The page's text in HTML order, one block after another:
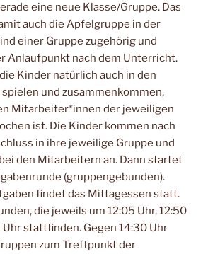
eine neue Klasse/Gruppe. Das
auch die Apfelgruppe in der
einer Gruppe zugehörig und
Anlaufpunkt nach dem Unterricht.
Kinder natürlich auch in den
und zusammenkommen,
Mitarbeiter*innen der jeweiligen
ist. Die Kinder kommen nach
in ihre jeweilige Gruppe und
den Mitarbeitern an. Dann startet
(gruppengebunden).
findet das Mittagessen statt.
die jeweils um 12:05 Uhr, 12:50
Uhr stattfinden. Gegen 14:30 Uhr
zum Treffpunkt der